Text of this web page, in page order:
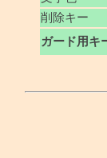
削除キー
ガード用キ